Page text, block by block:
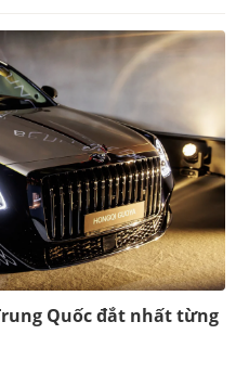
Quốc đắt nhất từng